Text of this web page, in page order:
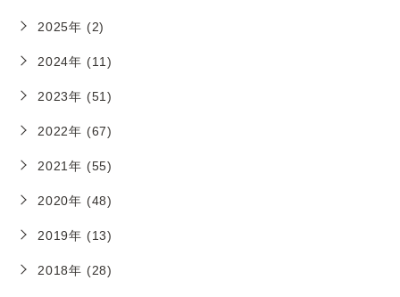
2025年 (2)
2024年 (11)
2023年 (51)
2022年 (67)
2021年 (55)
2020年 (48)
2019年 (13)
2018年 (28)